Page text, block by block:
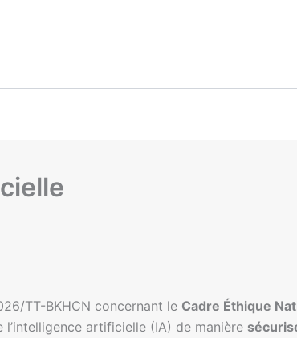
TT-BKHCN concernant le Cadre Éthique
artificielle (IA) de manière